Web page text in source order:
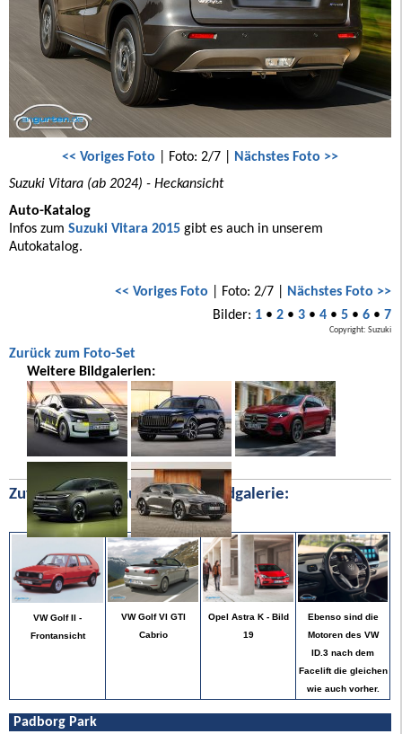
<< Voriges Foto | Foto: 2/7 | Nächstes Foto >>
Suzuki Vitara (ab 2024) - Heckansicht
Auto-Katalog
Infos zum Suzuki Vitara 2015 gibt es auch in unserem
Autokatalog.
<< Voriges Foto | Foto: 2/7 | Nächstes Foto >>
Bilder: 1• 2• 3• 4• 5• 6• 7
Copyright: Suzuki
Zurück zum Foto-Set
Weitere Bildgalerien:
Zufällige Bilder aus unserer Bildgalerie:
VW Golf II -
Frontansicht
VW Golf VI GTI
Cabrio
Opel Astra K - Bild
19
Ebenso sind die
Motoren des VW
ID.3 nach dem
Facelift die gleichen
wie auch vorher.
Padborg Park